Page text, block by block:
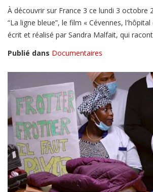
À découvrir sur France 3 ce lundi 3 octobre
“La ligne bleue”, le film « Cévennes,
écrit et réalisé par Sandra Malfait, qui
Publié dans Documentaires